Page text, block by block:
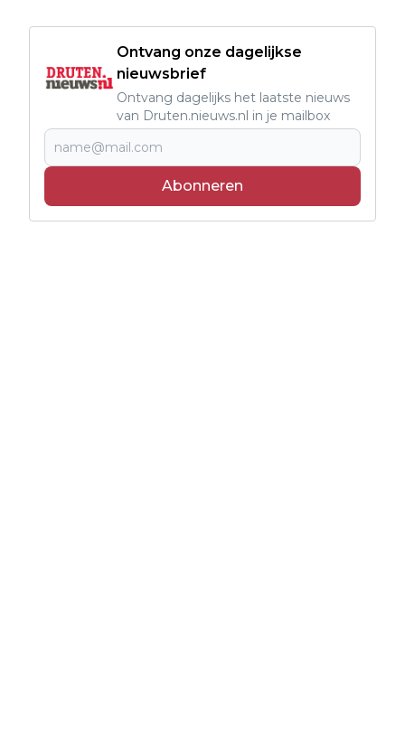
Ontvang onze dagelijkse
nieuwsbrief
Ontvang dagelijks het laatste nieuws
van Druten.nieuws.nl in je mailbox
Abonneren